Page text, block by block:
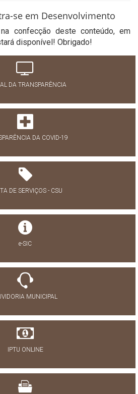
se em Desenvolvimento
confecção deste conteúdo, em
disponível! Obrigado!
DA TRANSPARÊNCIA
DA COVID-19
DE SERVIÇOS - CSU
e-SIC
MUNICIPAL
IPTU ONLINE